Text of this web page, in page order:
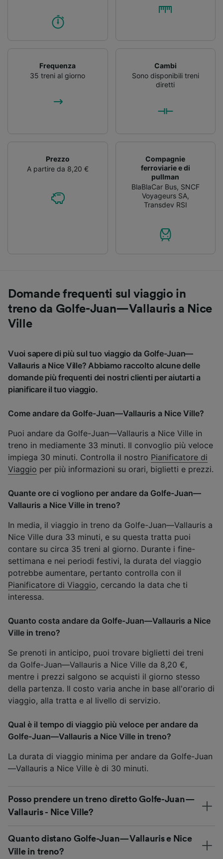
Frequenza
35 treni al giorno
Cambi
Sono disponibili treni
diretti
Prezzo
A partire da 8,20 €
Compagnie
ferroviarie e di
pullman
BlaBlaCar Bus, SNCF
Voyageurs SA,
Transdev RSI
Domande frequenti sul viaggio in
treno da Golfe-Juan—Vallauris a Nice
Ville
Vuoi sapere di più sul tuo viaggio da Golfe-Juan—
Vallauris a Nice Ville? Abbiamo raccolto alcune delle
domande più frequenti dei nostri clienti per aiutarti a
pianificare il tuo viaggio.
Come andare da Golfe-Juan—Vallauris a Nice Ville?
Puoi andare da Golfe-Juan—Vallauris a Nice Ville in
treno in mediamente 33 minuti. Il convoglio più veloce
impiega 30 minuti. Controlla il nostro Pianificatore di
Viaggio per più informazioni su orari, biglietti e prezzi.
Quante ore ci vogliono per andare da Golfe-Juan—
Vallauris a Nice Ville in treno?
In media, il viaggio in treno da Golfe-Juan—Vallauris a
Nice Ville dura 33 minuti, e su questa tratta puoi
contare su circa 35 treni al giorno. Durante i fine-
settimana e nei periodi festivi, la durata del viaggio
potrebbe aumentare, pertanto controlla con il
Pianificatore di Viaggio, cercando la data che ti
interessa.
Quanto costa andare da Golfe-Juan—Vallauris a Nice
Ville in treno?
Se prenoti in anticipo, puoi trovare biglietti dei treni
da Golfe-Juan—Vallauris a Nice Ville da 8,20 €,
mentre i prezzi salgono se acquisti il giorno stesso
della partenza. Il costo varia anche in base all'orario di
viaggio, alla tratta e al livello di servizio.
Qual è il tempo di viaggio più veloce per andare da
Golfe-Juan—Vallauris a Nice Ville in treno?
La durata di viaggio minima per andare da Golfe-Juan
—Vallauris a Nice Ville è di 30 minuti.
Posso prendere un treno diretto Golfe-Juan—
Vallauris - Nice Ville?
Quanto distano Golfe-Juan—Vallauris e Nice
Ville in treno?